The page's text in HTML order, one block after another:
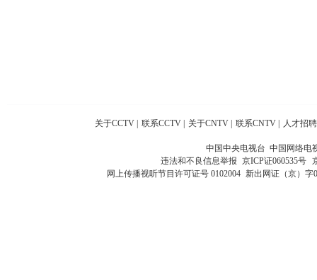
关于CCTV 联系CCTV 关于CNTV 联系CNTV 人才招聘
中国中央电视台 中国网络电
违法和不良信息举报 京ICP证060535号
网上传播视听节目许可证号 0102004 新出网证（京）